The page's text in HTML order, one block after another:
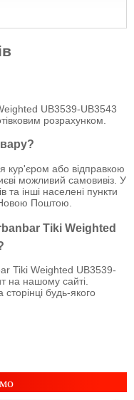
UB3539-UB3543
розрахунком.
кур'єром або відправкою
можливий самовивіз. У
та інші населені пункти
Поштою.
Tiki Weighted
Tiki Weighted UB3539-
на нашому сайті.
будь-якого